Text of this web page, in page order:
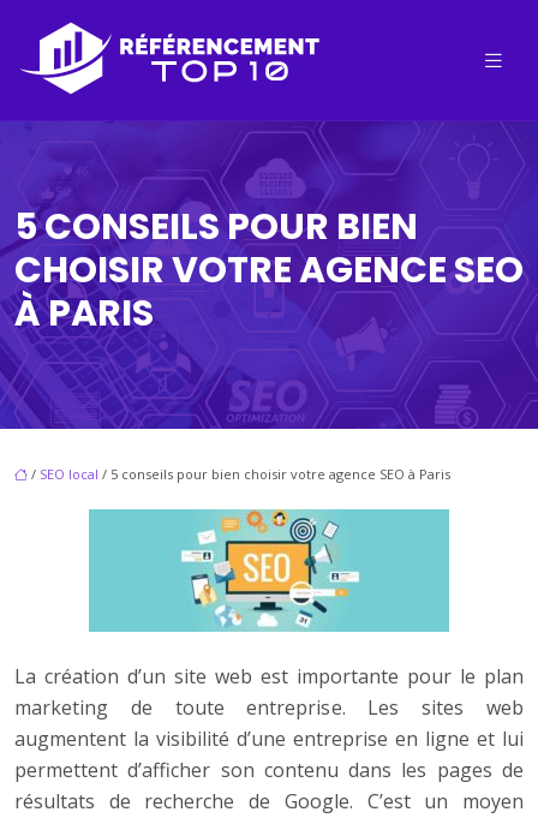
5 CONSEILS POUR BIEN
CHOISIR VOTRE AGENCE SEO
À PARIS
/ SEO local / 5 conseils pour bien choisir votre agence SEO à Paris
La création d’un site web est importante pour le plan
marketing de toute entreprise. Les sites web
augmentent la visibilité d’une entreprise en ligne et lui
permettent d’afficher son contenu dans les pages de
résultats de recherche de Google. C’est un moyen